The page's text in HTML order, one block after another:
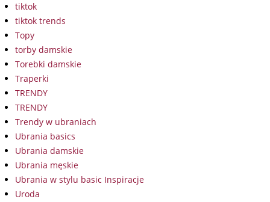
tiktok
tiktok trends
Topy
torby damskie
Torebki damskie
Traperki
TRENDY
TRENDY
Trendy w ubraniach
Ubrania basics
Ubrania damskie
Ubrania męskie
Ubrania w stylu basic Inspiracje
Uroda